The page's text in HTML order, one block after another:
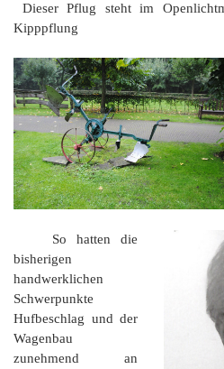
Dieser Pflug steht im
Kipppflung
So hatten die
bisherigen
handwerklichen
Schwerpunkte
Hufbeschlag und der
Wagenbau
zunehmend an